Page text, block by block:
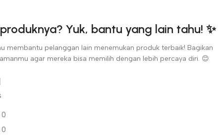
Yuk, bantu yang lain tahu! ✨
membantu pelanggan lain menemukan produk terbaik! Bagikan
agar mereka bisa memilih dengan lebih percaya diri. 😊
0
0